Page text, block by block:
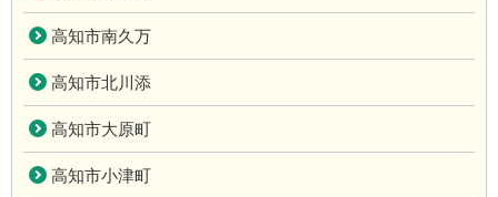
高知市南久万
高知市北川添
高知市大原町
高知市小津町